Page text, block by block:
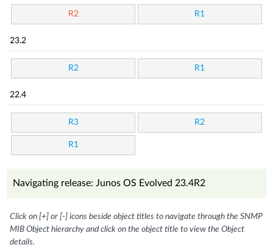
R2 R1
23.2
R2 R1
22.4
R3 R2
R1
Navigating release: Junos OS Evolved 23.4R2
Click on [+] or [-] icons beside object titles to navigate through the SNMP
MIB Object hierarchy and click on the object title to view the Object
details.